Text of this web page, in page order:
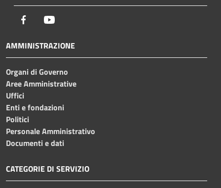
Facebook
AMMINISTRAZIONE
Organi di Governo
Aree Amministrative
Uffici
Enti e fondazioni
Politici
Personale Amministrativo
Documenti e dati
CATEGORIE DI SERVIZIO